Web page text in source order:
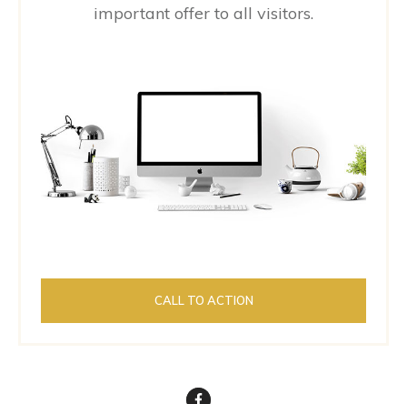
important offer to all visitors.
CALL TO ACTION